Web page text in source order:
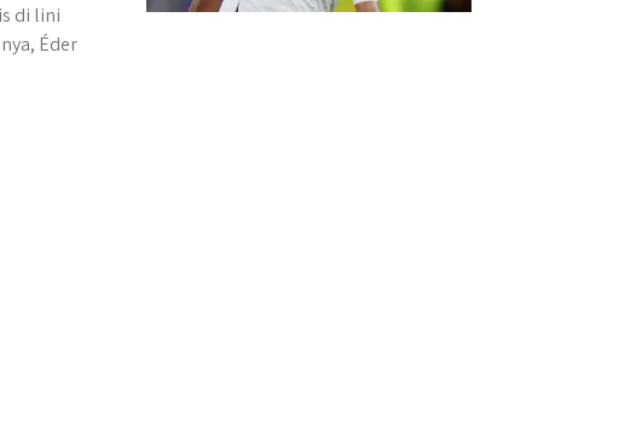
di lini
Éder